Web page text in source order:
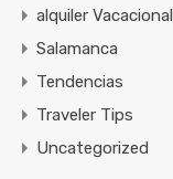
alquiler Vacacional
Salamanca
Tendencias
Traveler Tips
Uncategorized